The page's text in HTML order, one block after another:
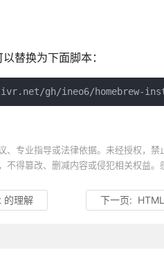
替换为下面脚本：
gh/ineo6/homebrew-
专业指导或法律依据。未经授权，
得篡改、删减内容或侵犯相关权益。
的理解 下一页: